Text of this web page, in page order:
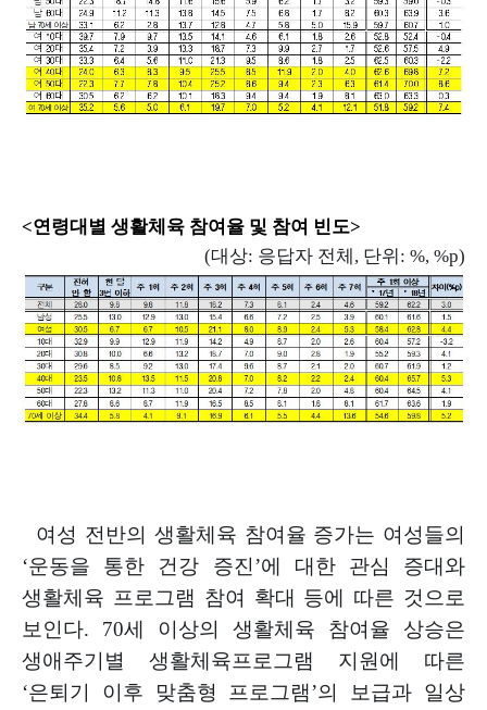
<연령대별 생활체육 참여율 및 참여 빈도>
(대상: 응답자 전체 , 단위 : %, %p)
여성 전반의 생활체육 참여율 증가는 여성들의
‘운동을 통한 건강 증진’에
대한 관심 증대와
생활체육 프로그램 참여 확대 등에 따른 것으로
보인다. 70세 이상의 생활체육 참여율 상승은
생애주기별 생활체육프로그램 지원에
따른
‘은퇴기 이후 맞춤형 프로그램’의 보급과 일상